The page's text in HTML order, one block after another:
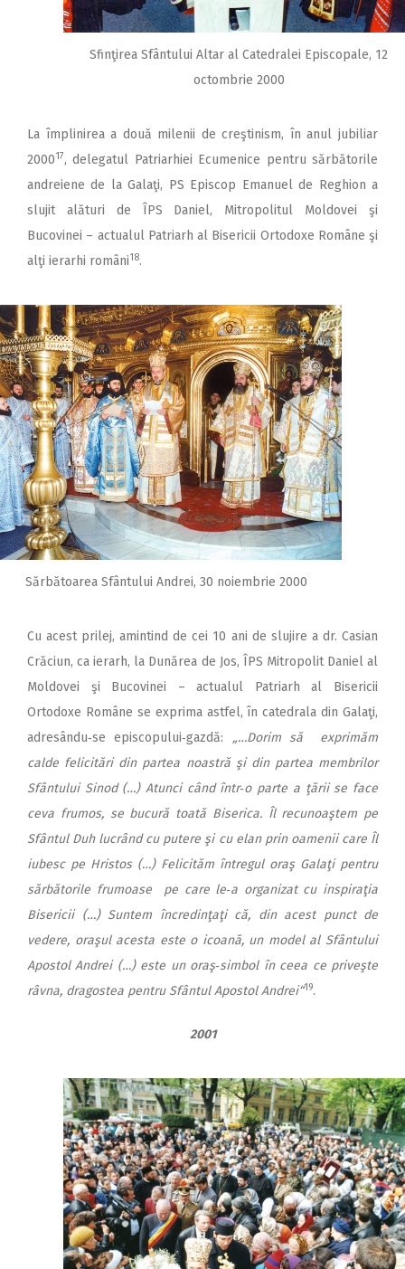
Sfinţirea Sfântului Altar al Catedralei Episcopale, 12
octombrie 2000
La împlinirea a două milenii de creştinism, în anul jubiliar
200017, dele­gatul Patriarhiei Ecumenice pentru sărbătorile
andreiene de la Galaţi, PS Episcop Emanuel de Reghion a
slujit alături de ÎPS Daniel, Mitropolitul Mol­dovei şi
Bucovinei – actualul Patriarh al Bisericii Ortodoxe Române şi
alţi ierarhi români18.
Sărbătoarea Sfântului Andrei, 30 noiembrie 2000
Cu acest prilej, amintind de cei 10 ani de slujire a dr. Casian
Crăciun, ca ierarh, la Dunărea de Jos, ÎPS Mitropolit Daniel al
Moldovei şi Bucovinei – actualul Patriarh al Bisericii
Ortodoxe Române se exprima astfel, în catedrala din Galaţi,
adresându‑se episcopului‑gazdă: „…Dorim să exprimăm
calde felicitări din partea noastră şi din partea membrilor
Sfântului Sinod (…) Atunci când într‑o parte a ţării se face
ceva frumos, se bucură toată Biserica. Îl recunoaştem pe
Sfântul Duh lucrând cu putere şi cu elan prin oamenii care Îl
iubesc pe Hristos (…) Felicităm întregul oraş Galaţi pentru
sărbătorile frumoase pe care le‑a organizat cu inspiraţia
Bisericii (…) Suntem încredinţaţi că, din acest punct de
vedere, oraşul acesta este o icoană, un model al Sfântului
Apostol Andrei (…) este un oraş‑simbol în ceea ce priveşte
râvna, dragostea pentru Sfântul Apostol Andrei“19.
2001